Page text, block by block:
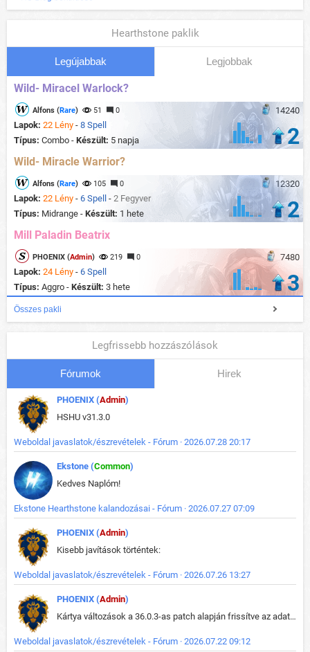
Hearthstone paklik
Legújabbak Legjobbak
Wild- Miracel Warlock?
14240
Alfons (Rare) 51 0
Lapok: 22 Lény - 8 Spell
Típus: Combo - Készült: 5 napja 2
Wild- Miracle Warrior?
12320
Alfons (Rare) 105 0
Lapok: 22 Lény - 6 Spell - 2 Fegyver
Típus: Midrange - Készült: 1 hete 2
Mill Paladin Beatrix
7480
PHOENIX (Admin) 219 0
Lapok: 24 Lény - 6 Spell
Típus: Aggro - Készült: 3 hete 3
Összes pakli
Legfrissebb hozzászólások
Fórumok Hirek
PHOENIX (Admin)
HSHU v31.3.0
Weboldal javaslatok/észrevételek - Fórum · 2026.07.28 20:17
Ekstone (Common)
Kedves Naplóm!
Ekstone Hearthstone kalandozásai - Fórum · 2026.07.27 07:09
PHOENIX (Admin)
Kisebb javítások történtek:
Weboldal javaslatok/észrevételek - Fórum · 2026.07.26 13:27
PHOENIX (Admin)
Kártya változások a 36.0.3-as patch alapján frissítve az adatbázisban (képek is cserélve).
Weboldal javaslatok/észrevételek - Fórum · 2026.07.22 09:12